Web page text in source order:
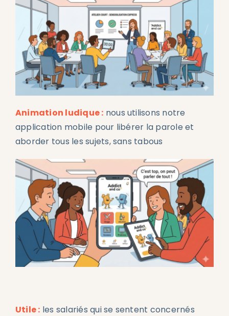
Animation ludique : nous utilisons notre
application mobile pour libérer la parole et
aborder tous les sujets, sans tabous
Utile : les salariés qui se sentent concernés